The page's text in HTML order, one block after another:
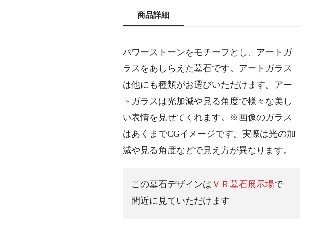
商品詳細
パワーストーンをモチーフとし、アートガ
ラスをあしらえた墓石です。アートガラス
は他にも種類がお選びいただけます。アー
トガラスは光加減や見る角度で様々な美し
い表情を見せてくれます。※画像のガラス
はあくまでCGイメージです。実際は光の加
減や見る角度などで見え方が異なります。
この墓石デザインは ＶＲ墓石展示場で
間近に見ていただけます